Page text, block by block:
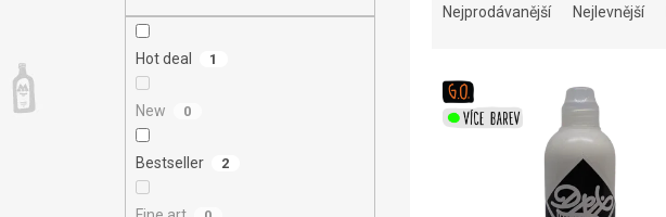
Hot deal 1
New 0
Bestseller 2
n
p
Nejprodávanější Nejlevnější
V
p